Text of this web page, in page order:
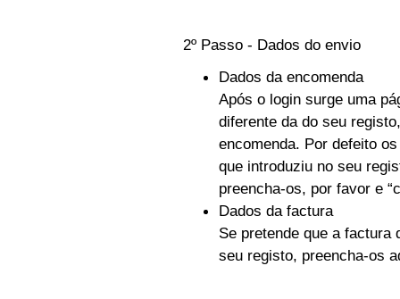
2º Passo - Dados do envio
Dados da encomenda
Após o login surge uma
diferente da do seu
encomenda. Por defeito
que introduziu no seu
preencha-os, por favor e
Dados da factura
Se pretende que a factura
seu registo, preencha-os